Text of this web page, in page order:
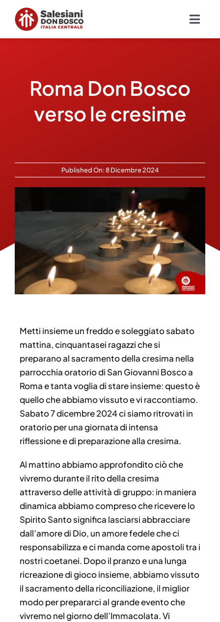
contenuto
Missione
Ambiti
Blog
Contatti
Roma Don Bosco
verso le cresime
Published On: 8 Dicembre 2024
Metti insieme un freddo e soleggiato sabato
mattina, cinquantasei ragazzi che si
preparano al sacramento della cresima nella
parrocchia oratorio di San Giovanni Bosco a
Roma e tanta voglia di stare insieme: questo è
quello che abbiamo vissuto e vi raccontiamo.
Sabato 7 dicembre 2024 ci siamo ritrovati in
oratorio per una giornata di intensa
riflessione e di preparazione alla cresima.
Al mattino abbiamo approfondito ciò che
vivremo durante il rito della cresima
attraverso delle attività di gruppo: in maniera
dinamica abbiamo compreso che ricevere lo
Spirito Santo significa lasciarsi abbracciare
dall’amore di Dio, un amore fedele che ci
responsabilizza e ci manda come apostoli tra i
nostri coetanei. Dopo il pranzo e una lunga
ricreazione di gioco insieme, abbiamo vissuto
il sacramento della riconciliazione, il miglior
modo per prepararci al grande evento che
vivremo nel giorno dell’Immacolata. Vi